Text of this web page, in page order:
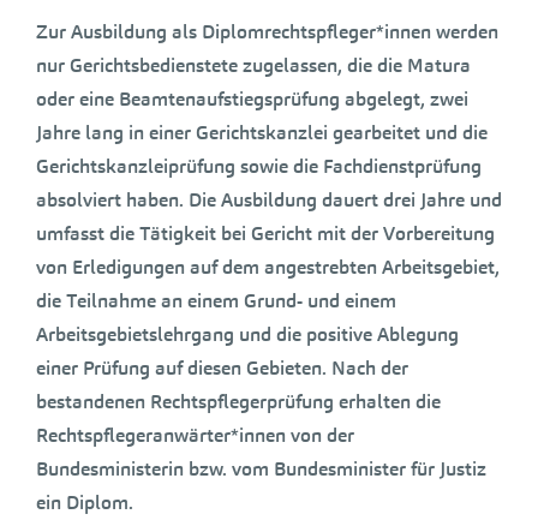
Zur Ausbildung als Diplomrechtspfleger*innen werden
nur Gerichtsbedienstete zugelassen, die die Matura
oder eine Beamtenaufstiegsprüfung abgelegt, zwei
Jahre lang in einer Gerichtskanzlei gearbeitet und die
Gerichtskanzleiprüfung sowie die Fachdienstprüfung
absolviert haben. Die Ausbildung dauert drei Jahre und
umfasst die Tätigkeit bei Gericht mit der Vorbereitung
von Erledigungen auf dem angestrebten Arbeitsgebiet,
die Teilnahme an einem Grund- und einem
Arbeitsgebietslehrgang und die positive Ablegung
einer Prüfung auf diesen Gebieten. Nach der
bestandenen Rechtspflegerprüfung erhalten die
Rechtspflegeranwärter*innen von der
Bundesministerin bzw. vom Bundesminister für Justiz
ein Diplom.